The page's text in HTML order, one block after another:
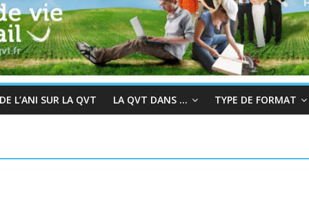
L’ANI SUR LA QVT LA QVT DANS … TYPE DE FORMAT